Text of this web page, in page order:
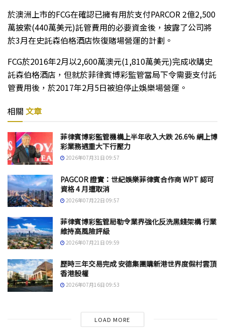
於澳洲上市的FCG在確認已擁有用於支付PARCOR 2億2,500
萬披索(440萬美元)託管費用的必要資金後，披露了公司將
於3月在史託森伯格酒店恢復賭場營運的計劃。
FCG於2016年2月以2,600萬澳元(1,810萬美元)完成收購史
託森伯格酒店，但就於菲律賓博彩監管當局下令需要支付託
管費用後，於2017年2月5日被迫停止娛樂場營運。
相關 文章
菲律賓博彩監管機構上半年收入大跌 26.6% 網上博
彩業務遇重大下行壓力
2026年07月31日 09:57
PAGCOR 證實：世紀娛樂菲律賓合作商 WPT 認可
資格 4 月遭取消
2026年07月22日 09:57
菲律賓博彩監管局勒令業界強化反洗黑錢架構 行業
維持高風險評級
2026年07月21日 09:59
歷時三年交易完成 安德集團購新港世界度假村雲頂
香港股權
2026年07月16日 09:53
LOAD MORE